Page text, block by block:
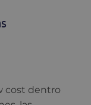
cost dentro